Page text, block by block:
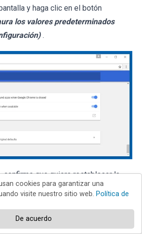
y haga clic en el botón
los valores predeterminados
.
confirme que quiere restablecer la
de Google Chrome haciendo
cookies para garantizar una
visite nuestro sitio web. Política de
De acuerdo